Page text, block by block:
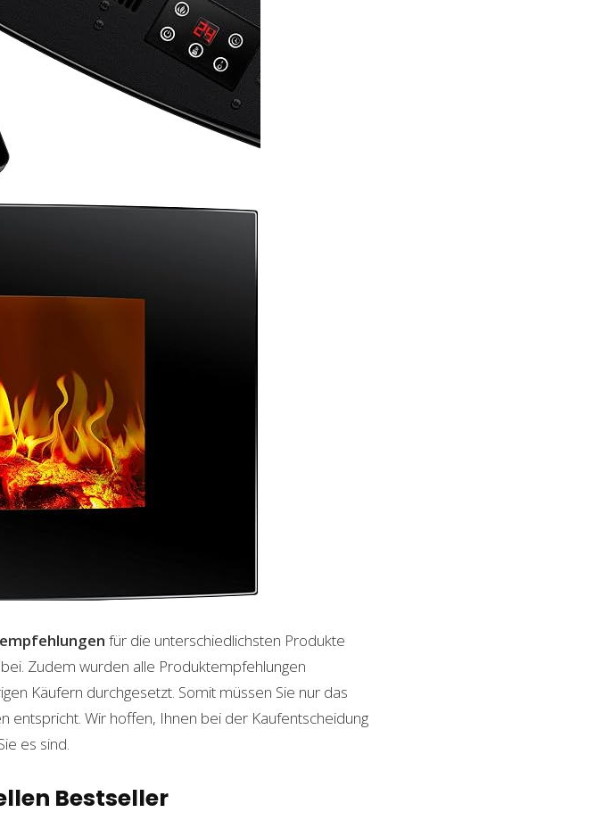
für die unterschiedlichsten Produkte
Zudem wurden alle Produktempfehlungen
Käufern durchgesetzt. Somit müssen Sie nur das
entspricht. Wir hoffen, Ihnen bei der Kaufentscheidung
es sind.
Bestseller